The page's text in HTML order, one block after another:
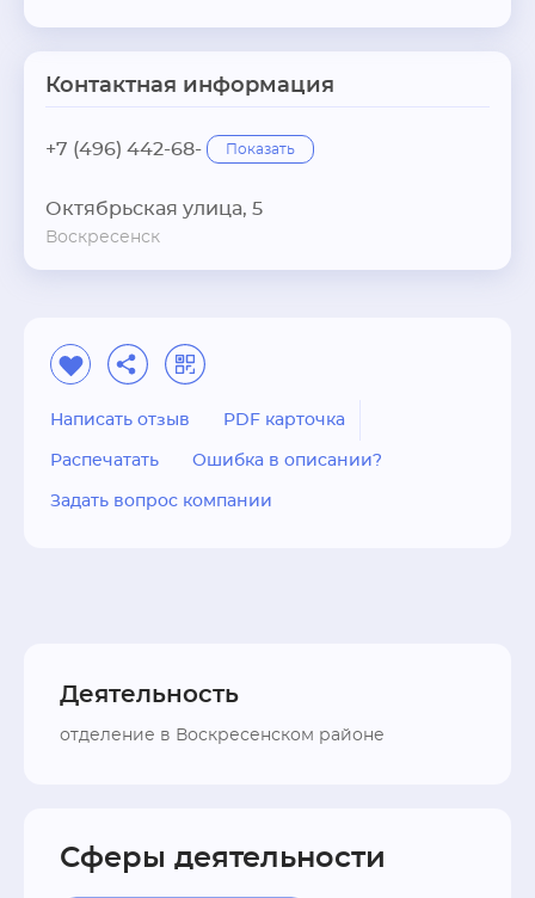
Контактная информация
+7 (496) 442-68- Показать
Октябрьская улица, 5
Воскресенск
Написать отзыв PDF карточка
Распечатать Ошибка в описании?
Задать вопрос компании
Деятельность
отделение в Воскресенском районе
Сферы деятельности